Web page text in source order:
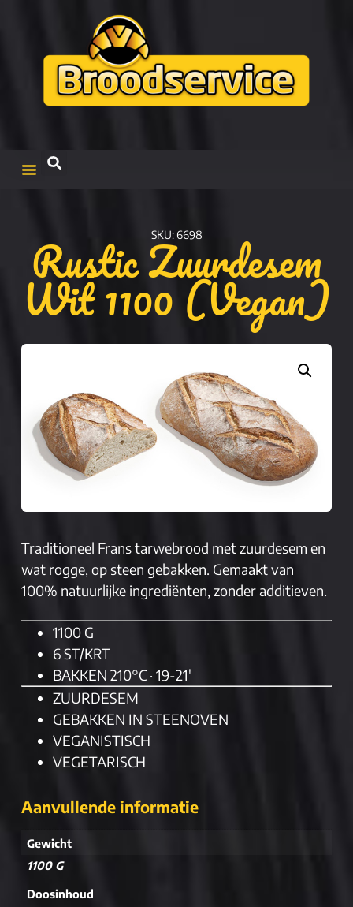
SKU: 6698
Rustic Zuurdesem
Wit 1100 (Vegan)
Traditioneel Frans tarwebrood met zuurdesem en
wat rogge, op steen gebakken. Gemaakt van
100% natuurlijke ingrediënten, zonder additieven.
1100 G
6 ST/KRT
BAKKEN 210°C · 19-21′
ZUURDESEM
GEBAKKEN IN STEENOVEN
VEGANISTISCH
VEGETARISCH
Aanvullende informatie
Gewicht
1100 G
Doosinhoud